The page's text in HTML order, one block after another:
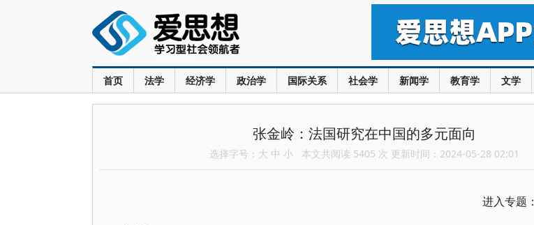
首页 法学 经济学 政治学 国际关系 社会学 新闻学 教育学 文学
张金岭：法国研究在中国的多元面向
选择字号： 大 中 小 本文共阅读 5405 次 更新时间：2024-05-28 02:01
进入专题：